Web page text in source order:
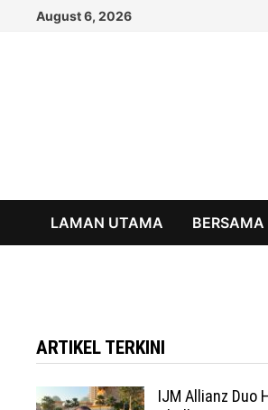
August 6, 2026
LAMAN UTAMA BERSAMA
ARTIKEL TERKINI
IJM Allianz Duo